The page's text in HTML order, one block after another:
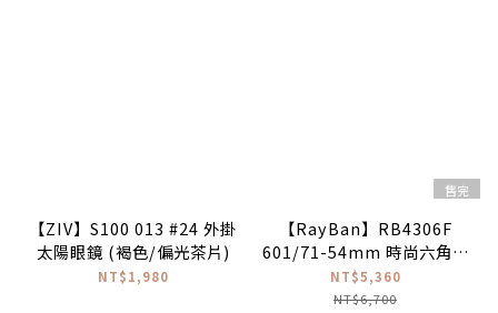
【ZIV】S100 013 #24 外掛
太陽眼鏡 (褐色/偏光茶片)
NT$1,980
售完
【RayBan】RB4306F
601/71-54mm 時尚六角形
太陽眼鏡♣(黑色|經典綠
色)#E.SO瘦子同款
NT$5,360
NT$6,700